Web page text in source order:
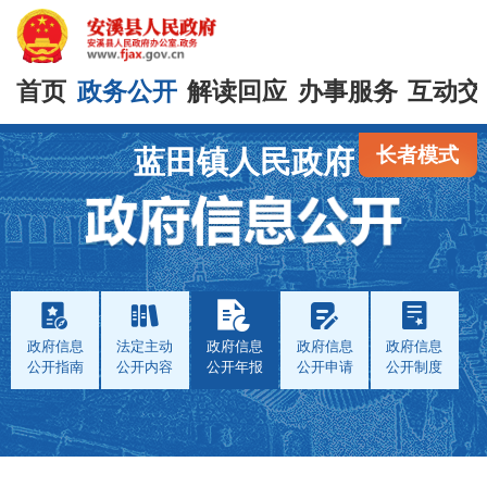
首页 政务公开 解读回应 办事服务 互动
长者模式
蓝田镇人民政府
政府信息
公开指南
法定主动
公开内容
政府信息
公开年报
政府信息
公开申请
政府信息
公开制度